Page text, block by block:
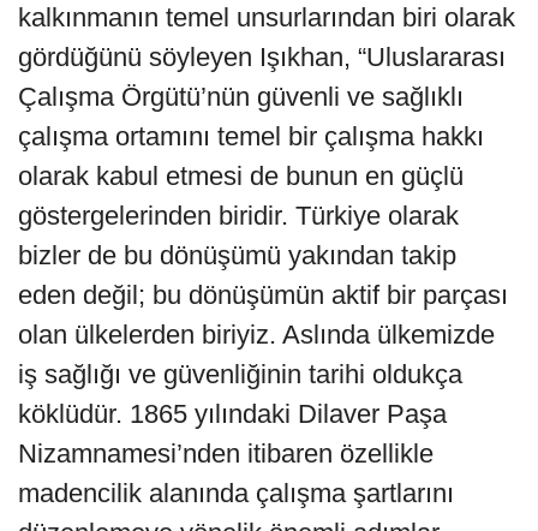
kalkınmanın temel unsurlarından biri olarak
gördüğünü söyleyen Işıkhan, “Uluslararası
Çalışma Örgütü’nün güvenli ve sağlıklı
çalışma ortamını temel bir çalışma hakkı
olarak kabul etmesi de bunun en güçlü
göstergelerinden biridir. Türkiye olarak
bizler de bu dönüşümü yakından takip
eden değil; bu dönüşümün aktif bir parçası
olan ülkelerden biriyiz. Aslında ülkemizde
iş sağlığı ve güvenliğinin tarihi oldukça
köklüdür. 1865 yılındaki Dilaver Paşa
Nizamnamesi’nden itibaren özellikle
madencilik alanında çalışma şartlarını